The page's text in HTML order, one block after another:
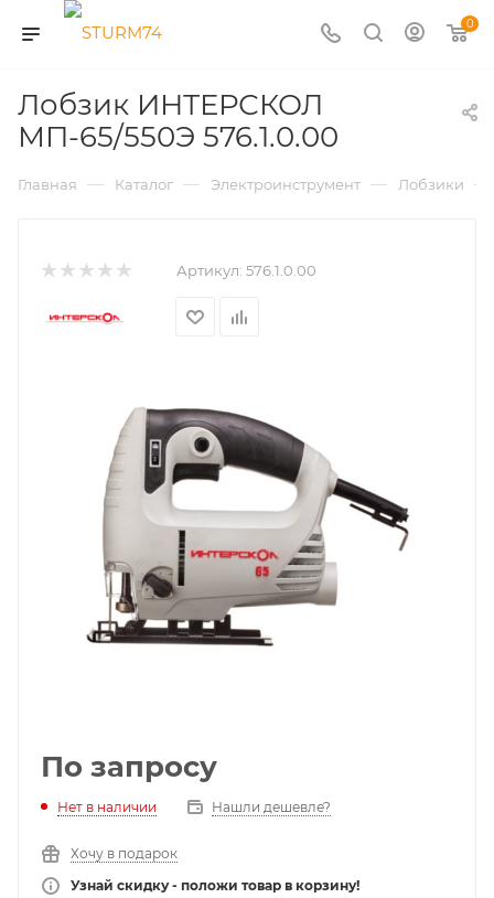
0
Лобзик ИНТЕРСКОЛ
МП-65/550Э 576.1.0.00
Главная — Каталог — Электроинструмент — Лобзики —
Артикул: 576.1.0.00
По запросу
Нет в наличии Нашли дешевле?
Хочу в подарок
Узнай скидку - положи товар в корзину!